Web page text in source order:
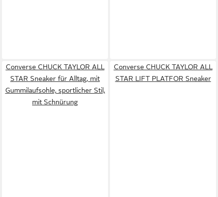
Converse CHUCK TAYLOR ALL
STAR Sneaker für Alltag, mit
Gummilaufsohle, sportlicher Stil,
mit Schnürung
Converse CHUCK TAYLOR ALL
STAR LIFT PLATFOR Sneaker